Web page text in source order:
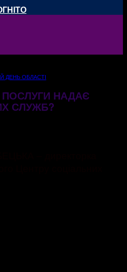
ДЕНЬ ОБЛАСТІ
ПОСЛУГИ НАДАЄ
СЛУЖБ?